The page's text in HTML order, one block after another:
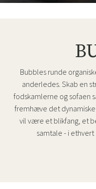
Bubbles runde
anderledes. Skab en
fodskamlerne og sofaen
fremhæve det
vil være et blikfang, et
samtale - i